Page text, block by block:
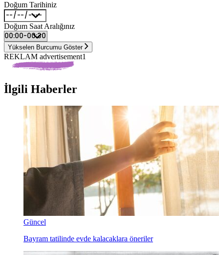
Doğum Tarihiniz
Doğum Saat Aralığınız
Yükselen Burcumu Göster
REKLAM advertisement1
İlgili Haberler
Güncel
Bayram tatilinde evde kalacaklara öneriler